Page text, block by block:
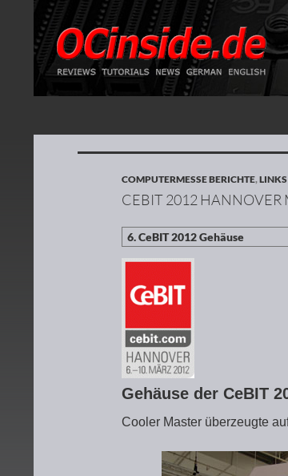
COMPUTERMESSE BERICHTE,
CEBIT 2012 HANNOVER
Gehäuse der CeBIT
Cooler Master überzeugte